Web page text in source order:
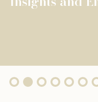
grants, wi...